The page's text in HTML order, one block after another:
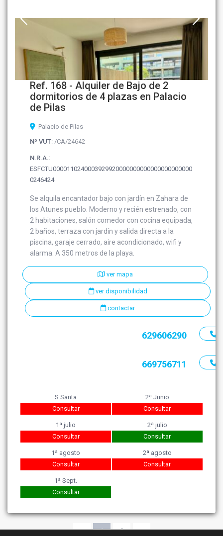
Ref. 168 - Alquiler de Bajo de 2
dormitorios de 4 plazas en Palacio
de Pilas
Palacio de Pilas
Nº VUT: /CA/24642
N.R.A.:
ESFCTU0000110240003929920000000000000000000000
0246424
Se alquila encantador bajo con jardín en Zahara de
los Atunes pueblo. Moderno y recién estrenado, con
2 habitaciones, salón comedor con cocina equipada,
2 baños, terraza con jardín y salida directa a la
piscina, garaje cerrado, aire acondicionado, wifi y
alarma. A 350 metros de la playa.
ver mapa
ver disponibilidad
contactar
629606290
669756711
S.Santa
Consultar
2ª Junio
Consultar
1ª julio
Consultar
2ª julio
Consultar
1ª agosto
Consultar
2ª agosto
Consultar
1ª Sept.
Consultar
1 2